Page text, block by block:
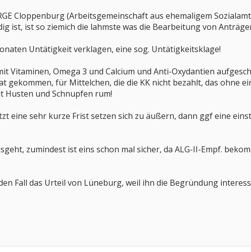
Cloppenburg (Arbeitsgemeinschaft aus ehemaligem
ist, ist so ziemich die lahmste was die Bearbeitung von
Untätigkeit verklagen, eine sog. Untätigkeitsklage!
Vitaminen, Omega 3 und Calcium und Anti-Oxydantien
gekommen, für Mittelchen, die die KK nicht bezahlt, das ohne
Husten und Schnupfen rum!
eine sehr kurze Frist setzen sich zu äußern, dann ggf eine
zumindest ist eins schon mal sicher, da ALG-II-Empf.
Fall das Urteil von Lüneburg, weil ihn die Begründung